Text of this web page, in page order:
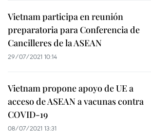
Vietnam participa en reunión
preparatoria para Conferencia de
Cancilleres de la ASEAN
29/07/2021 10:14
Vietnam propone apoyo de UE a
acceso de ASEAN a vacunas contra
COVID-19
08/07/2021 13:31